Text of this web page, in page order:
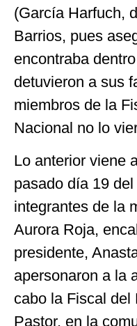
(García Harfuch,
Barrios, pues
encontraba
detuvieron a sus
miembros de la
Nacional no lo
Lo anterior viene
pasado día 19
integrantes de la
Aurora Roja,
presidente,
apersonaron a la
cabo la Fiscal del
Pastor, en la